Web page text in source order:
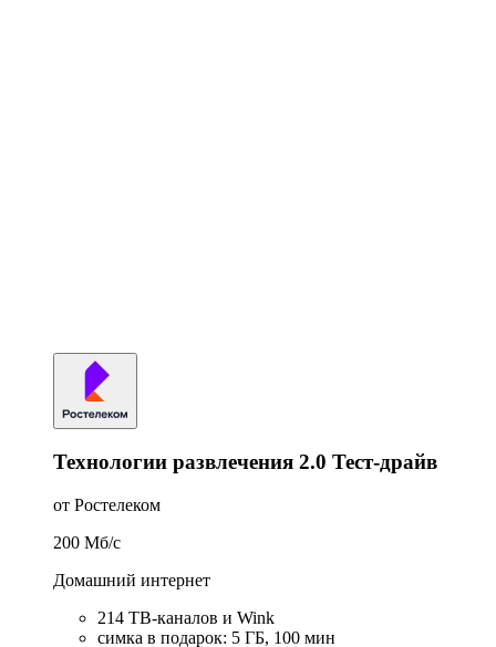
Технологии развлечения 2.0 Тест-драйв
от Ростелеком
200 Мб/c
Домашний интернет
214 ТВ-каналов и Wink
симка в подарок: 5 ГБ, 100 мин